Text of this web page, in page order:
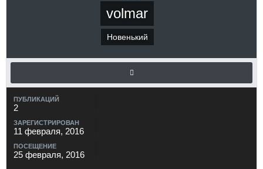
volmar
Новенький
ПУБЛИКАЦИЙ
2
ЗАРЕГИСТРИРОВАН
11 февраля, 2016
ПОСЕЩЕНИЕ
25 февраля, 2016